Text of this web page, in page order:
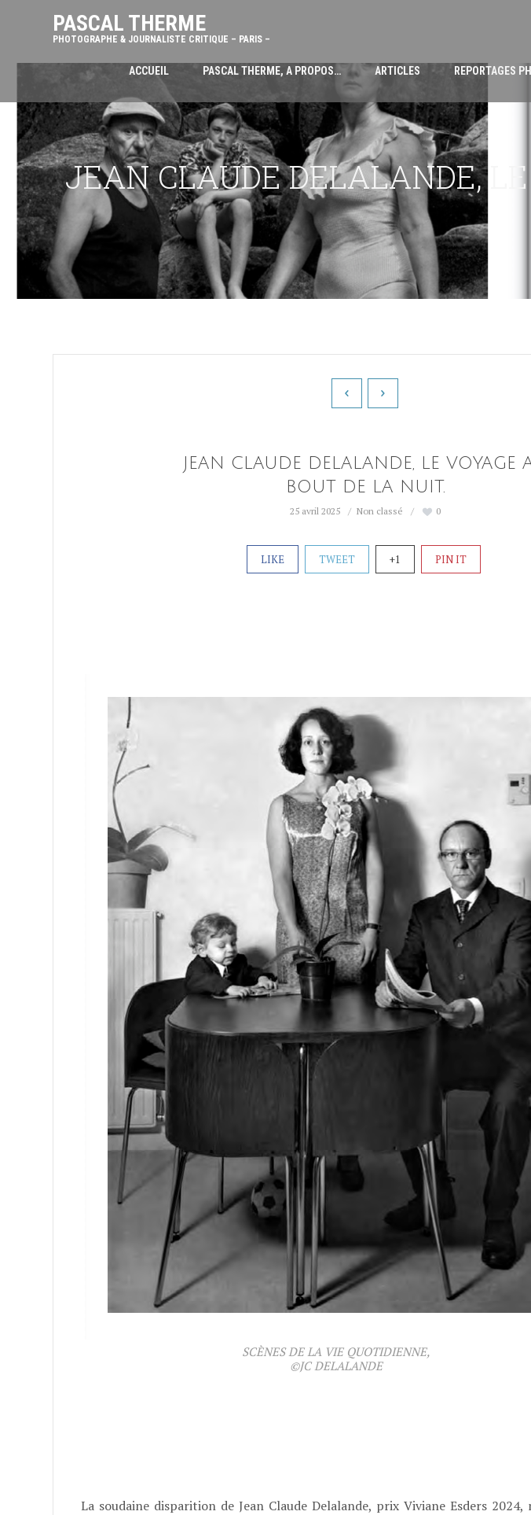
PASCAL THERME
PHOTOGRAPHE & JOURNALISTE CRITIQUE – PARIS –
ACCUEIL PASCAL THERME, A PROPOS… ARTICLES REPORTAGES
JEAN CLAUDE DELALANDE,
JEAN CLAUDE DELALANDE, LE VOYAGE
BOUT DE LA NUIT.
25 avril 2025 Non classé 0
LIKE TWEET +1 PIN IT
SCÈNES DE LA VIE QUOTIDIENNE,
©JC DELALANDE
La soudaine disparition de Jean Claude Delalande, prix Viviane Esders